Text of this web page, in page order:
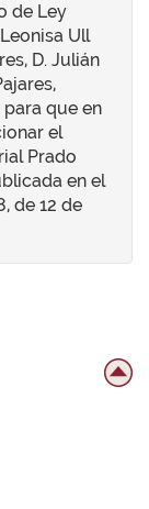
de Ley
Ull
D. Julián
que en
el
Prado
en el
de 12 de